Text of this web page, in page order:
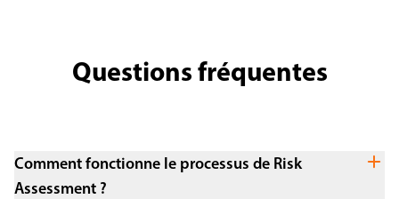
Questions fréquentes
Comment fonctionne le processus de Risk
Assessment ?